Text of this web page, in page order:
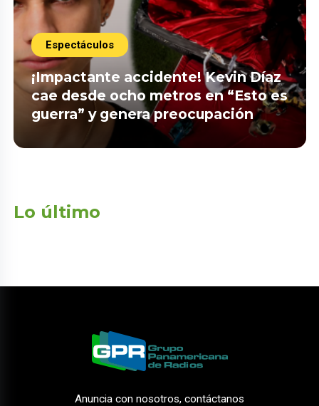
Espectáculos
¡Impactante accidente! Kevin Díaz
cae desde ocho metros en “Esto es
guerra” y genera preocupación
Lo último
Anuncia con nosotros, contáctanos